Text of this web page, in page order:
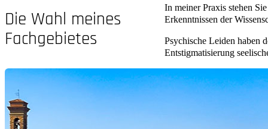
Die Wahl meines
Fachgebietes
In meiner Praxis stehen
Erkenntnissen der
Psychische Leiden haben
Entstigmatisierung